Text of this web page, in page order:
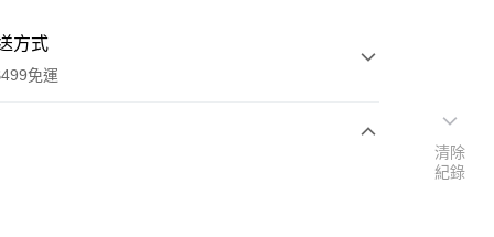
方式
免運
清除
紀錄